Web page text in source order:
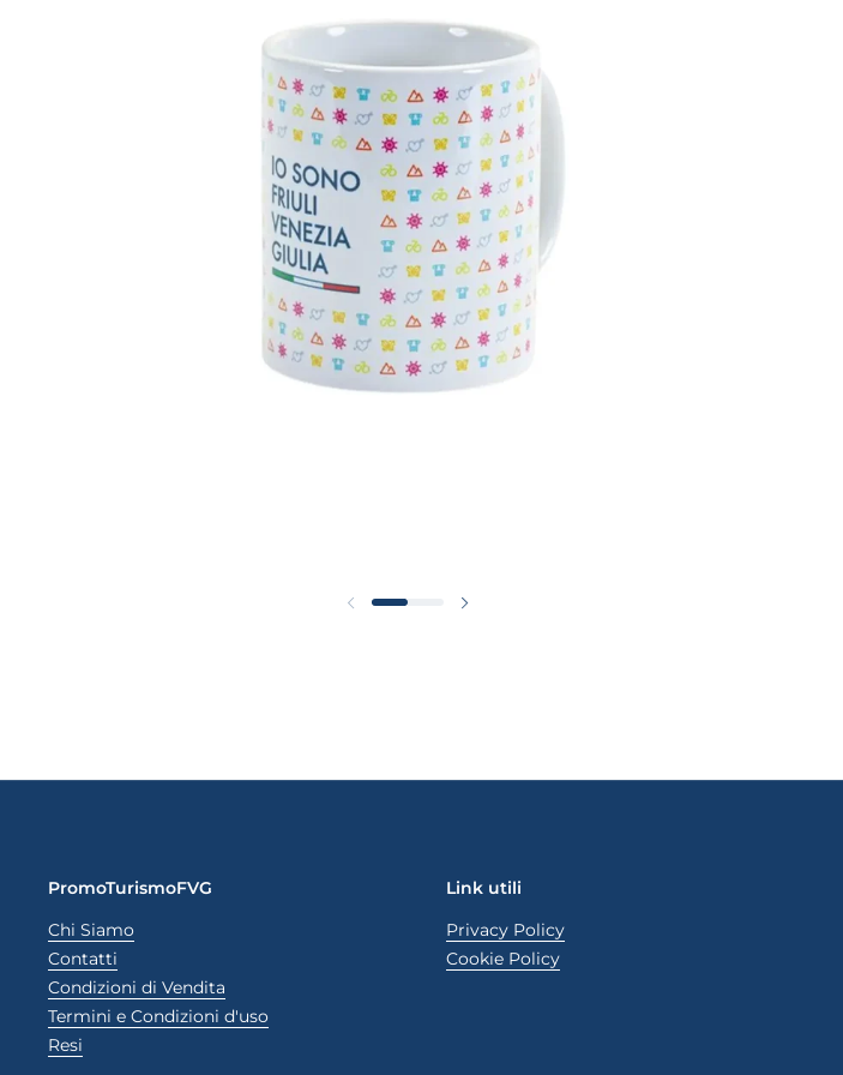
Diapositiva precedente
PromoTurismoFVG
Chi Siamo
Contatti
Condizioni di Vendita
Termini e Condizioni d'uso
Resi
Link utili
Privacy Policy
Cookie Policy